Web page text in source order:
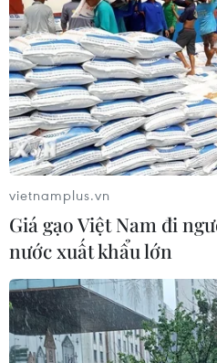
Tổng thống đắc cử
chính thức nhậm chức
vietnamplus.vn
Giá gạo Việt Nam đi
nước xuất khẩu lớn